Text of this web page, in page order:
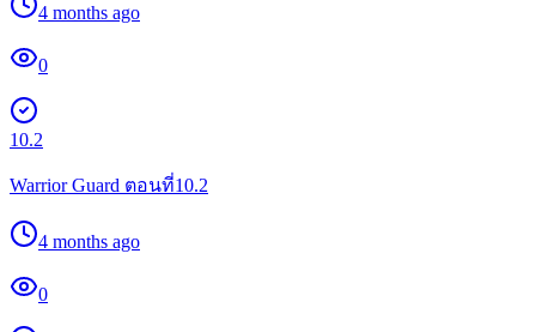
4 months ago
0
10.2
Warrior Guard ตอนที่10.2
4 months ago
0